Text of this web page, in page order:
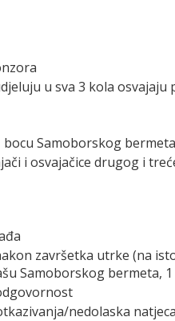
u sva 3 kola
Samoborskog bermeta
i osvajačice drugog i
završetka utrke (na
Samoborskog bermeta,
nedolaska